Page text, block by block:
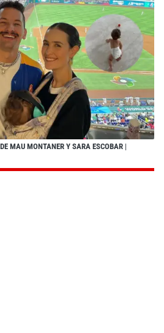
MAU MONTANER Y SARA ESCOBAR |